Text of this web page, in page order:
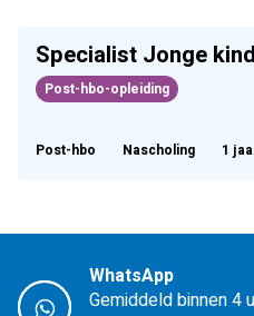
Specialist Jonge kind
Post-hbo-opleiding
Post-hbo Nascholing 1
WhatsApp
Gemiddeld binnen 4